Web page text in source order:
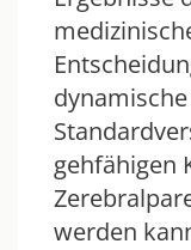
gehfähigen
werden